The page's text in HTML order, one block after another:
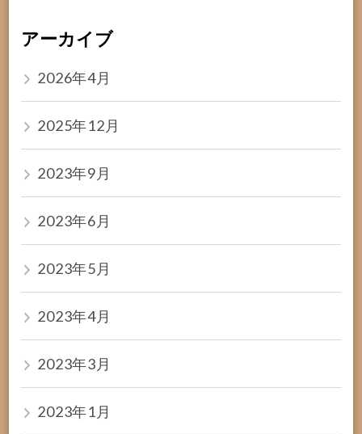
アーカイブ
2026年4月
2025年12月
2023年9月
2023年6月
2023年5月
2023年4月
2023年3月
2023年1月